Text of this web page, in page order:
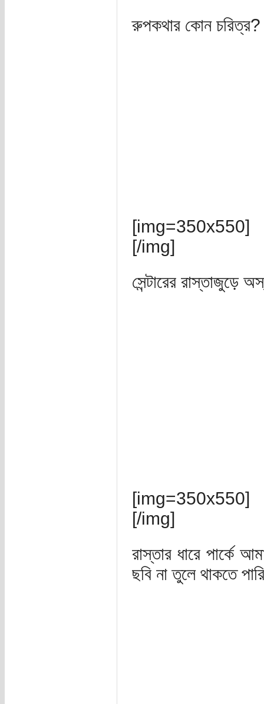
রুপকথার কোন চরিত্র?
[img=350x550]
[/img]
সেন্টারের রাস্তাজুড়ে
[img=350x550]
[/img]
রাস্তার ধারে পার্কে
ছবি না তুলে থাকতে